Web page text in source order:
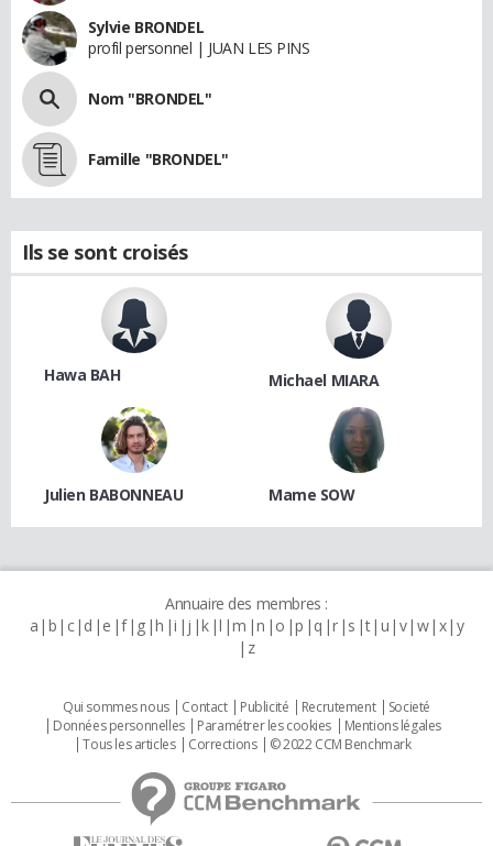
Sylvie BRONDEL
profil personnel | JUAN LES PINS
Nom "BRONDEL"
Famille "BRONDEL"
Ils se sont croisés
Hawa BAH Michael MIARA
Julien BABONNEAU Mame SOW
Annuaire des membres :
a b c d e f g h i j k l m n o p q r s t u v w x y
z
Qui sommes nous Contact Publicité Recrutement
Societé
Données personnelles
Paramétrer les cookies
Mentions légales
Tous les articles
Corrections © 2022 CCM Benchmark